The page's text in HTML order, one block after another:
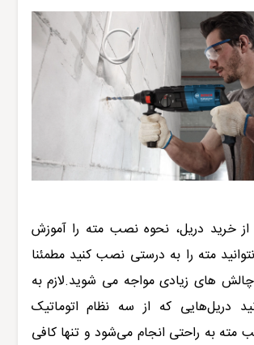
خرید دریل، نحوه نصب مته را آموزش
نتوانید مته را به درستی نصب کنید مطمئنا
های زیادی مواجه می شوید.لازم به
دریل‌هایی که از سه نظام اتوماتیک
مته به راحتی انجام می‌شود و تنها کافی